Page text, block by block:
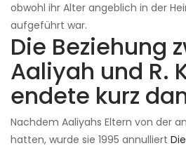
obwohl ihr Alter angeblich in der
aufgeführt war.
Die Beziehung
Aaliyah und R.
endete kurz
Nachdem Aaliyahs Eltern von der
hatten, wurde sie 1995 annulliert